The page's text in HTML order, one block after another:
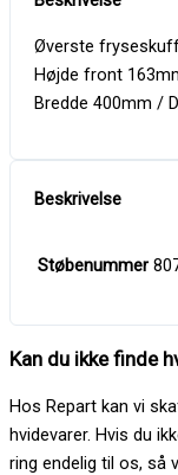
Øverste
Højde front
Bredde 400mm /
Støbenummer
Kan du ikke finde
Hos Repart kan vi
hvidevarer. Hvis du
ring endelig til os, så